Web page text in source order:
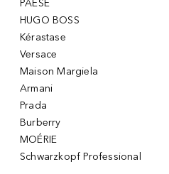
PAESE
HUGO BOSS
Kérastase
Versace
Maison Margiela
Armani
Prada
Burberry
MOÉRIE
Schwarzkopf Professional